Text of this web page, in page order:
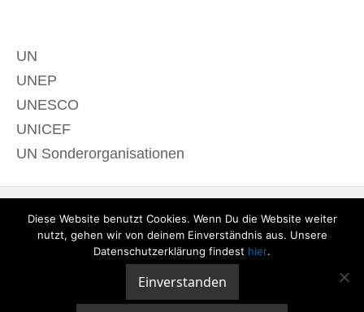
UN
UNEP
UNESCO
UNICEF
UN Sonderorganisationen
Diese Website benutzt Cookies. Wenn Du die Website weiter
nutzt, gehen wir von deinem Einverständnis aus. Unsere
Datenschutzerklärung findest hier.
Einverstanden